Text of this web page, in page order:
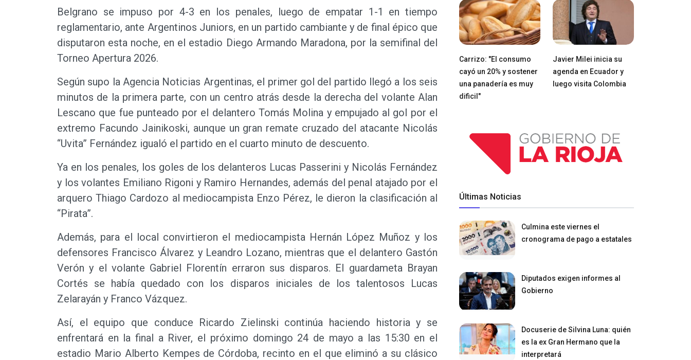
Belgrano se impuso por 4-3 en los penales, luego de empatar 1-1 en tiempo
reglamentario, ante Argentinos Juniors, en un partido cambiante y de final épico que
disputaron esta noche, en el estadio Diego Armando Maradona, por la semifinal del
Torneo Apertura 2026.
Según supo la Agencia Noticias Argentinas, el primer gol del partido llegó a los seis
minutos de la primera parte, con un centro atrás desde la derecha del volante Alan
Lescano que fue punteado por el delantero Tomás Molina y empujado al gol por el
extremo Facundo Jainikoski, aunque un gran remate cruzado del atacante Nicolás
“Uvita” Fernández igualó el partido en el cuarto minuto de descuento.
Ya en los penales, los goles de los delanteros Lucas Passerini y Nicolás Fernández
y los volantes Emiliano Rigoni y Ramiro Hernandes, además del penal atajado por el
arquero Thiago Cardozo al mediocampista Enzo Pérez, le dieron la clasificación al
“Pirata”.
Además, para el local convirtieron el mediocampista Hernán López Muñoz y los
defensores Francisco Álvarez y Leandro Lozano, mientras que el delantero Gastón
Verón y el volante Gabriel Florentín erraron sus disparos. El guardameta Brayan
Cortés se había quedado con los disparos iniciales de los talentosos Lucas
Zelarayán y Franco Vázquez.
Así, el equipo que conduce Ricardo Zielinski continúa haciendo historia y se
enfrentará en la final a River, el próximo domingo 24 de mayo a las 15:30 en el
estadio Mario Alberto Kempes de Córdoba, recinto en el que eliminó a su clásico
Carrizo: "El consumo
cayó un 20% y sostener
una panadería es muy
dificil"
Javier Milei inicia su
agenda en Ecuador y
luego visita Colombia
Últimas Noticias
Culmina este viernes el
cronograma de pago a estatales
Diputados exigen informes al
Gobierno
Docuserie de Silvina Luna: quién
es la ex Gran Hermano que la
interpretará